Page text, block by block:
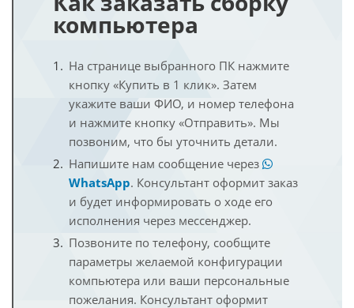
компьютера
На странице выбранного ПК нажмите
кнопку «Купить в 1 клик». Затем
укажите ваши ФИО, и номер телефона
и нажмите кнопку «Отправить». Мы
позвоним, что бы уточнить детали.
Напишите нам сообщение через
WhatsApp. Консультант оформит заказ
и будет информировать о ходе его
исполнения через мессенджер.
Позвоните по телефону, сообщите
параметры желаемой конфигурации
компьютера или ваши персональные
пожелания. Консультант оформит